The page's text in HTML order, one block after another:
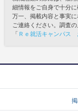
細情報をご自身で十分
万一、掲載内容と事実
ご連絡ください。調査の
「 Ｒｅ就活キャンパス